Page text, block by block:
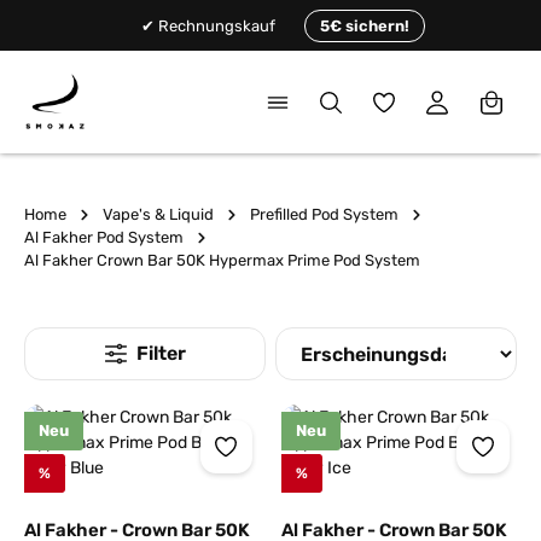
✔ Rechnungskauf 5€ sichern!
Du hast 0
Home Vape's & Liquid
Prefilled Pod System
Al Fakher Pod System
Al Fakher Crown Bar 50K Hypermax Prime Pod System
Neu
%
Al Fakher - Crown Bar 50K
Neu
%
Al Fakher - Crown Bar 50K